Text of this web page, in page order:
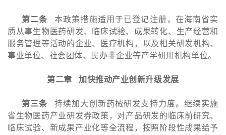
第二条 本政策措施适用于已登记注册，在海南省实
质从事生物医药研发、临床试验、成果转化、生产经营和
服务管理等活动的企业、医疗机构，以及相关研发机构、
事业单位、社会团体、民办非企业等产学研用机构单位。
第二章 加快推动产业创新升级发展
第三条 持续加大创新药械研发支持力度。继续实施
省生物医药产业研发券政策，对产品研发的临床前研究、
临床试验、新成果产业化等全流程，按照阶段性成果给予